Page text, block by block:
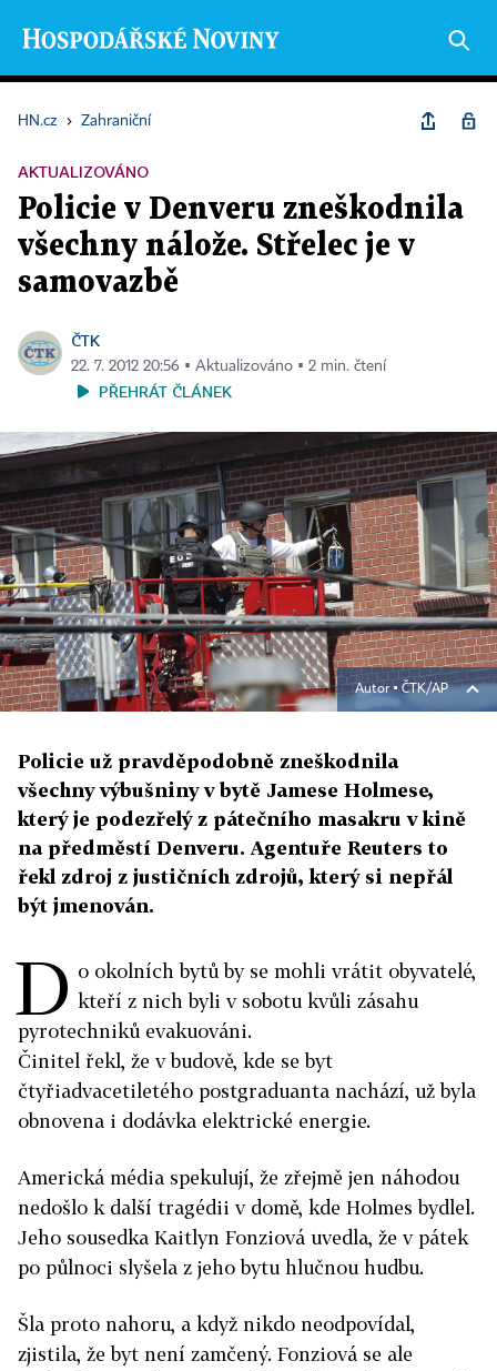
HN.cz › Zahraniční
AKTUALIZOVÁNO
Policie v Denveru zneškodnila
všechny nálože. Střelec je v
samovazbě
ČTK
22. 7. 2012 20:56 ▪ Aktualizováno ▪ 2 min. čtení
PŘEHRÁT ČLÁNEK
Autor ▪ČTK/AP
Policie už pravděpodobně zneškodnila
všechny výbušniny v bytě Jamese Holmese,
který je podezřelý z pátečního masakru v kině
na předměstí Denveru. Agentuře Reuters to
řekl zdroj z justičních zdrojů, který si nepřál
být jmenován.
D o okolních bytů by se mohli vrátit obyvatelé,
kteří z nich byli v sobotu kvůli zásahu
pyrotechniků evakuováni.
Činitel řekl, že v budově, kde se byt
čtyřiadvacetiletého postgraduanta nachází, už byla
obnovena i dodávka elektrické energie.
Americká média spekulují, že zřejmě jen náhodou
nedošlo k další tragédii v domě, kde Holmes bydlel.
Jeho sousedka Kaitlyn Fonziová uvedla, že v pátek
po půlnoci slyšela z jeho bytu hlučnou hudbu.
Šla proto nahoru, a když nikdo neodpovídal,
zjistila, že byt není zamčený. Fonziová se ale